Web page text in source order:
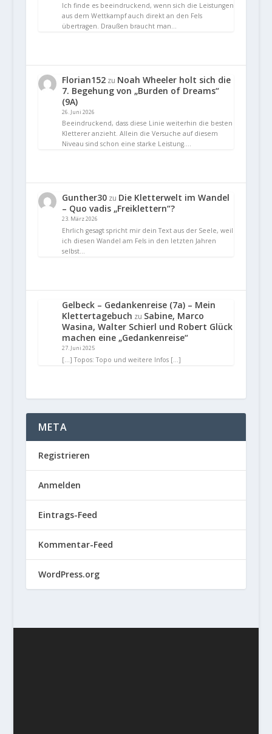
Ich finde es beeindruckend, wenn sich die Leistungen
aus dem Wettkampf auch direkt an den Fels
übertragen. Draußen braucht man…
Florian152zu Noah Wheeler holt sich die
7. Begehung von „Burden of Dreams“
(9A)
26. Juni 2026
Beeindruckend, dass diese Linie weiterhin die besten
Kletterer anzieht. Allein die Versuche auf diesem
Niveau sind schon eine starke Leistung.…
Gunther30zu Die Kletterwelt im Wandel
– Quo vadis „Freiklettern“?
23. März 2026
Ehrlich gesagt spricht mir dein Text aus der Seele, weil
ich diesen Wandel am Fels in den letzten Jahren
selbst…
Gelbeck – Gedankenreise (7a) – Mein
Klettertagebuch zu Sabine, Marco
Wasina, Walter Schierl und Robert Glück
machen eine „Gedankenreise“
27. Juni 2025
[…] Topos: Topo und weitere Infos […]
META
Registrieren
Anmelden
Eintrags-Feed
Kommentar-Feed
WordPress.org